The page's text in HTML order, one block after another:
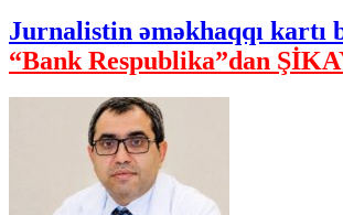
Jurnalistin əməkhaqqı kartı
“Bank Respublika”dan